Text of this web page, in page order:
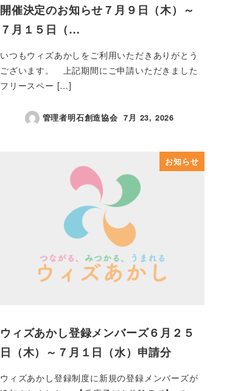
開催決定のお知らせ７月９日（木）～
７月１５日（…
いつもウィズあかしをご利用いただきありがとう
ございます。 上記期間にご申請いただきました
フリースペー […]
管理者明石創造協会
投稿日
7月 23, 2026
お知らせ
ウィズあかし登録メンバーズ６月２５
日（木）～７月１日（水）申請分
ウィズあかし登録制度に新規の登録メンバーズが